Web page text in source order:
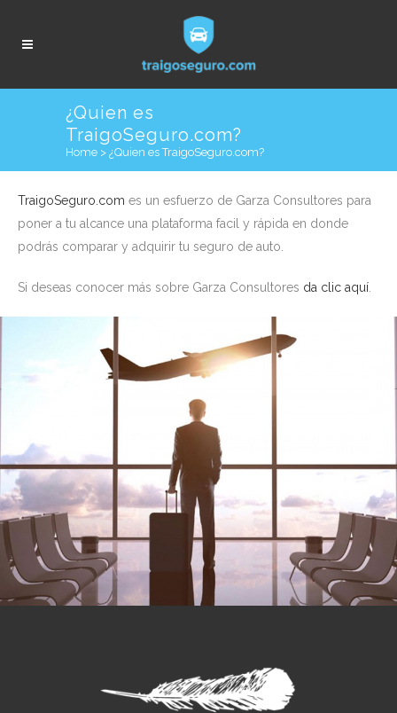
¿Quien es
TraigoSeguro.com?
Home > ¿Quien es TraigoSeguro.com?
TraigoSeguro.com es un esfuerzo de Garza Consultores para
poner a tu alcance una plataforma facil y rápida en donde
podrás comparar y adquirir tu seguro de auto.
Si deseas conocer más sobre Garza Consultores da clic aquí